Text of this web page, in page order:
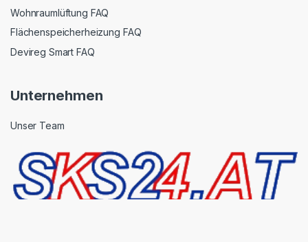
Wohnraumlüftung FAQ
Flächenspeicherheizung FAQ
Devireg Smart FAQ
Unternehmen
Unser Team